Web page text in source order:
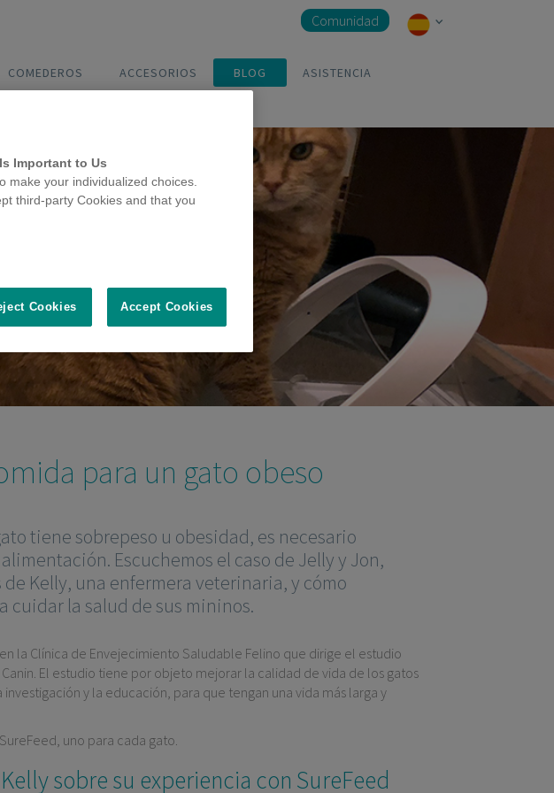
COMEDEROS ACCESORIOS BLOG ASISTENCIA
Comunidad
para un gato obeso
tiene sobrepeso u obesidad, es necesario
Escuchemos el caso de Jelly y Jon,
de Kelly, una enfermera veterinaria, y cómo
cuidar la salud de sus mininos.
la Clínica de Envejecimiento Saludable Felino que dirige el estudio
Canin . El estudio tiene por objeto mejorar la calidad de vida de los gatos
y la educación, para que tengan una vida más larga y
SureFeed , uno para cada gato.
sobre su experiencia con SureFeed
Important to Us
make your individualized choices.
third-party Cookies and that you
Cookies Accept Cookies